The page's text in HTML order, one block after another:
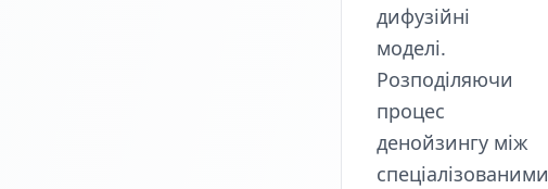
дифузійні
моделі.
Розподіляючи
процес
денойзингу між
спеціалізованими